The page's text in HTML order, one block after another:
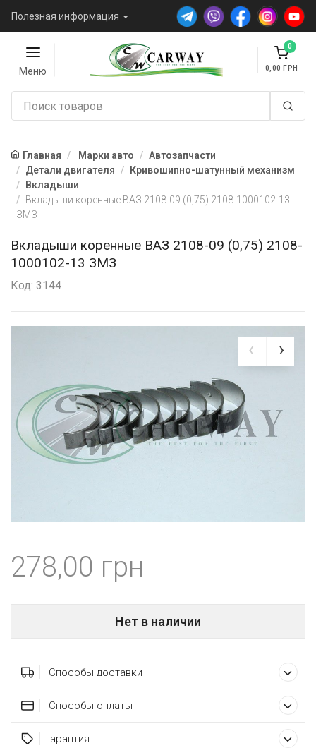
Полезная информация
Меню
0
0,00
Главная Марки авто
Автозапчасти
Детали двигателя
Кривошипно-шатунный механизм
Вкладыши
Вкладыши коренные ВАЗ 2108-09 (0,75) 2108-1000102-13
ЗМЗ
Вкладыши коренные ВАЗ 2108-09 (0,75) 2108-
1000102-13 ЗМЗ
Код: 3144
278,00
Нет в наличии
Способы доставки
Способы оплаты
Гарантия